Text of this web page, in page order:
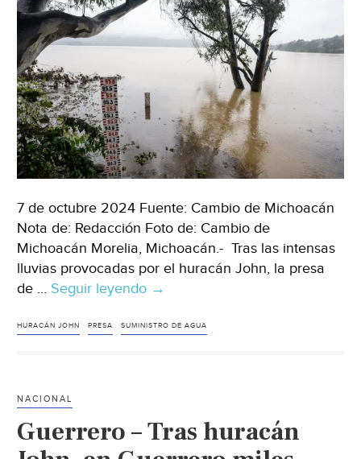
Financiero)
7 de octubre 2024 Fuente: Cambio de Michoacán
Nota de: Redacción Foto de: Cambio de
Michoacán Morelia, Michoacán.- Tras las intensas
lluvias provocadas por el huracán John, la presa
de … Seguir leyendo Michoacán
La
agua
→
HURACÁN JOHN PRESA SUMINISTRO DE AGUA
NACIONAL
Guerrero – Tras huracán